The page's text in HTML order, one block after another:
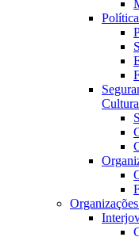
Cultura